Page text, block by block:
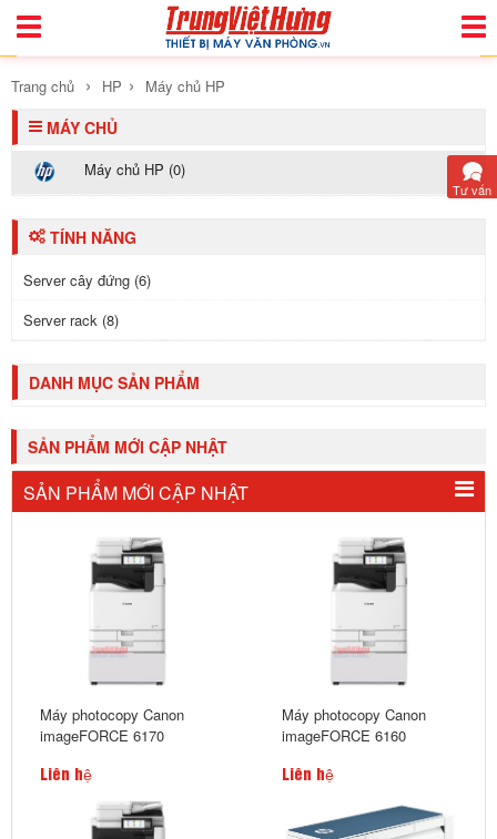
Toggle
Trang chủ › HP › Máy chủ HP
MÁY CHỦ
Máy chủ HP (0)
TÍNH NĂNG
Server cây đứng (6)
Server rack (8)
DANH MỤC SẢN PHẨM
SẢN PHẨM MỚI CẬP NHẬT
SẢN PHẨM MỚI CẬP NHẬT
Máy photocopy Canon
imageFORCE 6170
Liên hệ
Máy photocopy Canon
imageFORCE 6160
Liên hệ
Tư vấn